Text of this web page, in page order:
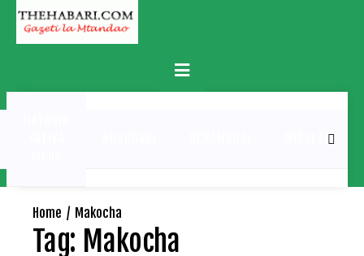
Skip
content
Primary
Menu
MICHEZO
Home Makocha
Tag: Makocha